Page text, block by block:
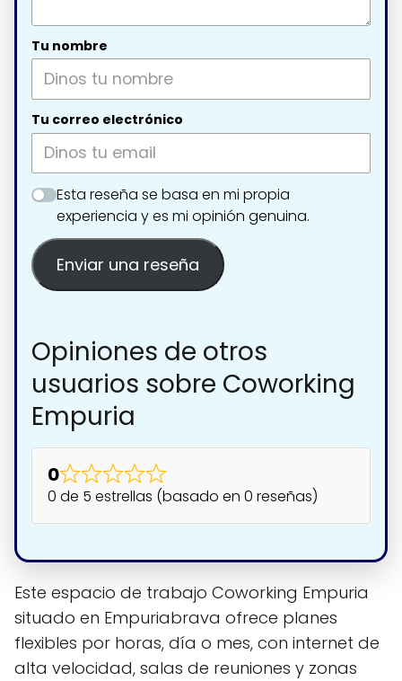
Tu nombre
Tu correo electrónico
Esta reseña se basa en mi propia
experiencia y es mi opinión genuina.
Enviar una reseña
Opiniones de otros
usuarios sobre Coworking
Empuria
0
0 de 5 estrellas (basado en 0 reseñas)
Este espacio de trabajo Coworking Empuria
situado en Empuriabrava ofrece planes
flexibles por horas, día o mes, con internet de
alta velocidad, salas de reuniones y zonas